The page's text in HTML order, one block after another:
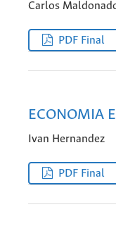
Carlos
PDF Final
ECONOMIA
Ivan Hernandez
PDF Final